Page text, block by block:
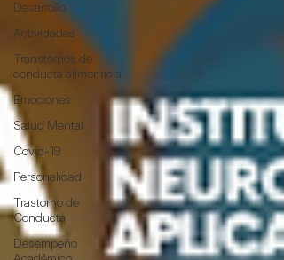
Desarrollo
Actividades
Transtornos de
conducta alimenticia
Emociones
Salud Mental
Covid-19
Personalidad
Trastorno de
Conducta
Desempeño